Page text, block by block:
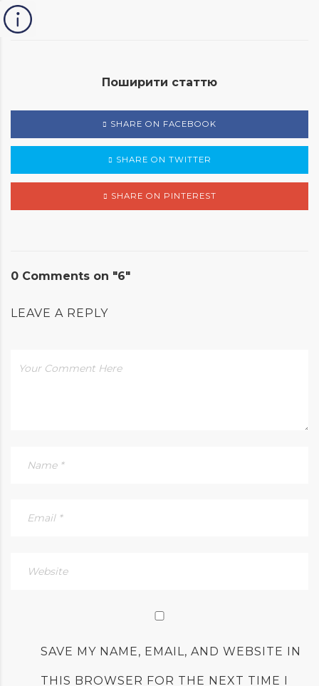
Поширити статтю
SHARE ON FACEBOOK
SHARE ON TWITTER
SHARE ON PINTEREST
0 Comments on "6"
LEAVE A REPLY
SAVE MY NAME, EMAIL, AND WEBSITE IN
THIS BROWSER FOR THE NEXT TIME I